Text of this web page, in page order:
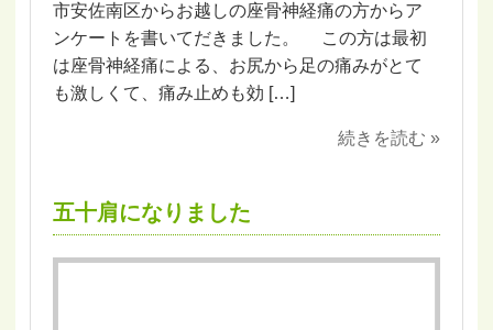
市安佐南区からお越しの座骨神経痛の方からア
ンケートを書いてだきました。 この方は最初
は座骨神経痛による、お尻から足の痛みがとて
も激しくて、痛み止めも効 […]
続きを読む »
五十肩になりました